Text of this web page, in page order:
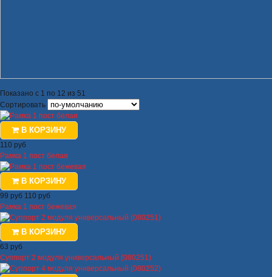
Показано с 1 по 12 из 51
Сортировать
В КОРЗИНУ
110 руб
Рамка 1 пост белая
В КОРЗИНУ
99 руб 110 руб
Рамка 1 пост бежевая
В КОРЗИНУ
63 руб
Суппорт 2 модуля универсальный (080251)